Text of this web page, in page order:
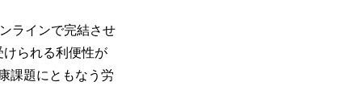
ラインで完結させ
けられる利便性が
課題にともなう労